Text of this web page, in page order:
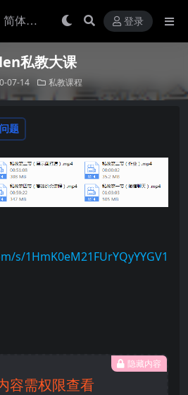
登录
私教大课
07-14 私教课程
题
s/1HmK0eM21FUrYQyYYGV1
隐藏内容
容需权限查看